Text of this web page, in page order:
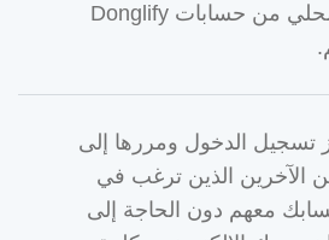
بجهازك المحلي من حسابات Donglify
تسجيل الدخول ومررها إلى
الآخرين الذين ترغب في
معهم دون الحاجة إلى